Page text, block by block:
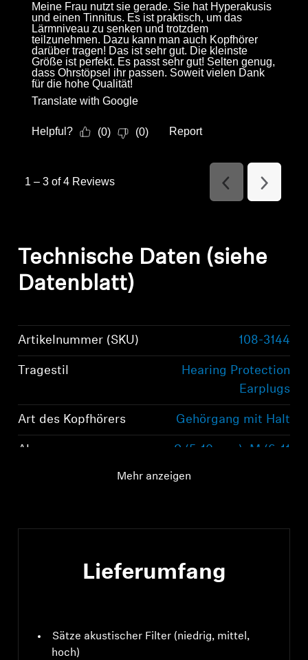
Meine Frau nutzt sie gerade. Sie hat Hyperakusis
und einen Tinnitus. Es ist praktisch, um das
Lärmniveau zu senken und trotzdem
teilzunehmen. Dazu kann man auch Kopfhörer
darüber tragen! Das ist sehr gut. Die kleinste
Größe ist perfekt. Es passt sehr gut! Selten genug,
dass Ohrstöpsel ihr passen. Soweit vielen Dank
für die hohe Qualität!
Translate with Google
Helpful? (0) (0) Report
1 – 3 of 4 Reviews
Previous
Reviews
Next
Reviews
Technische Daten (siehe
Datenblatt)
Artikelnummer (SKU) 108-3144
Tragestil
Hearing Protection
Earplugs
Art des Kopfhörers Gehörgang mit Halt
Abmessungen
S (5-10 mm), M (6-11
Mehr anzeigen
Lieferumfang
Sätze akustischer Filter (niedrig, mittel,
hoch)